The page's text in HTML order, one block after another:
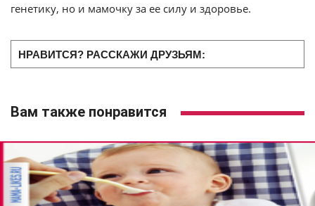
генетику, но и мамочку за ее силу и здоровье.
НРАВИТСЯ? РАССКАЖИ ДРУЗЬЯМ:
Вам также понравится